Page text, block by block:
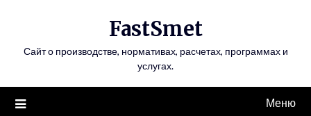
FastSmet
Сайт о производстве, нормативах, расчетах, программах и
услугах.
Меню